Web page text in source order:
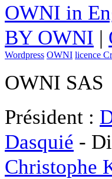
OWNI in
BY OWNI |
Wordpress OWNI licence
OWNI SAS
Président :
Dasquié -
Christophe